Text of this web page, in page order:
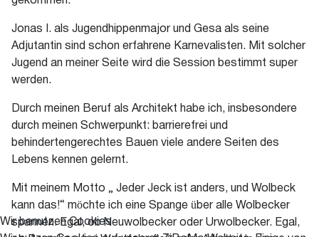
Jonas I. als Jugendhippenmajor und Gesa als seine
Adjutantin sind schon erfahrene Karnevalisten. Mit solcher
Jugend an meiner Seite wird die Session bestimmt super
werden.
Durch meinen Beruf als Architekt habe ich, insbesondere
durch meinen Schwerpunkt: barrierefrei und
behindertengerechtes Bauen viele andere Seiten des
Lebens kennen gelernt.
Mit meinem Motto „ Jeder Jeck ist anders, und Wolbeck
kann das!“ möchte ich eine Spange über alle Wolbecker
spannen. Egal, ob Neuwolbecker oder Urwolbecker. Egal,
Wir benutzen Cookies